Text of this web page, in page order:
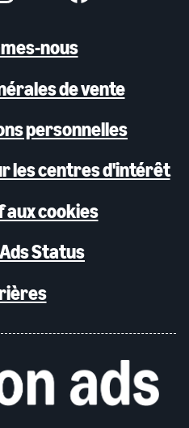
nous
de vente
personnelles
les centres d'intérêt
cookies
Status